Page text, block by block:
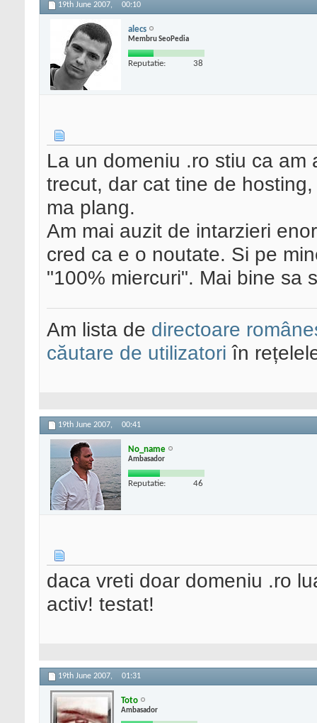
19th June 2007, 00:10
alecs
Membru SeoPedia
Reputatie: 38
La un domeniu .ro stiu ca
trecut, dar cat tine de
ma plang.
Am mai auzit de intarzieri
cred ca e o noutate. Si pe
"100% miercuri". Mai bine sa
Am lista de directoare
căutare de utilizatori în
19th June 2007, 00:41
No_name
Ambasador
Reputatie: 46
daca vreti doar domeniu .ro
activ! testat!
19th June 2007, 01:31
Toto
Ambasador